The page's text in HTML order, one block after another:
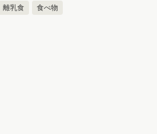
離乳食 食べ物